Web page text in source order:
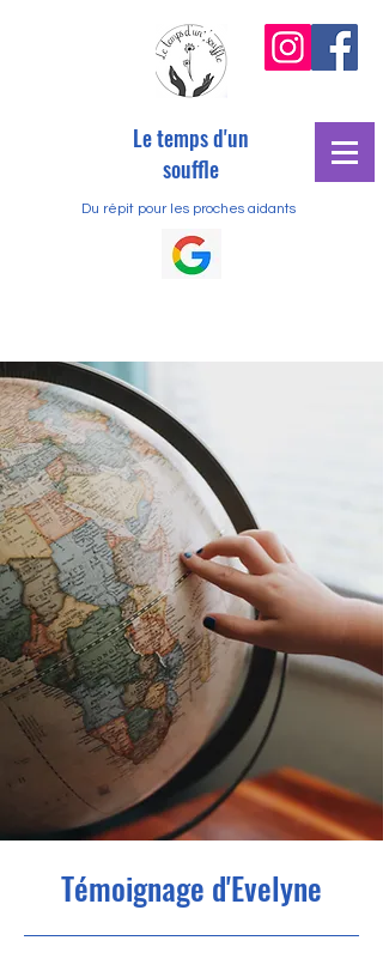
Le temps d'un
souffle
Du répit pour les proches aidants
Témoignage d'Evelyne